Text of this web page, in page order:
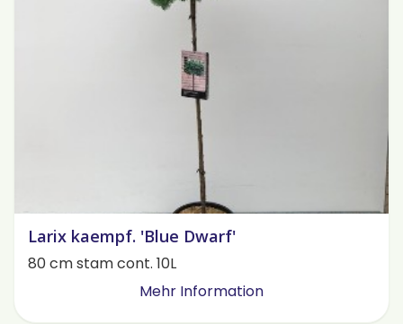
Larix kaempf. 'Blue Dwarf'
80 cm stam cont. 10L
Mehr Information